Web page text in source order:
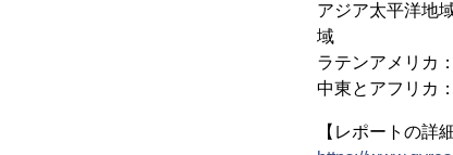
アジア太平洋地
域
ラテンアメリカ
中東とアフリカ
【レポートの詳